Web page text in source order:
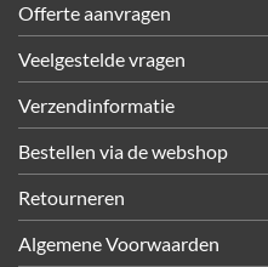
Offerte aanvragen
Veelgestelde vragen
Verzendinformatie
Bestellen via de webshop
Retourneren
Algemene Voorwaarden